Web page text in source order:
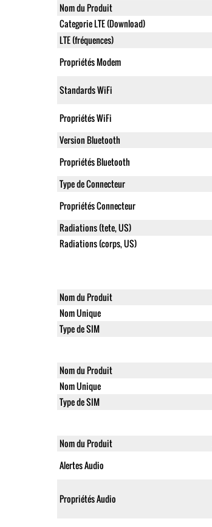
Nom du Produit
Categorie LTE (Download)
LTE (fréquences)
Propriétés Modem
Standards WiFi
Propriétés WiFi
Version Bluetooth
Propriétés Bluetooth
Type de Connecteur
Propriétés Connecteur
Radiations (tete, US)
Radiations (corps, US)
Nom du Produit
Nom Unique
Type de SIM
Nom du Produit
Nom Unique
Type de SIM
Nom du Produit
Alertes Audio
Propriétés Audio